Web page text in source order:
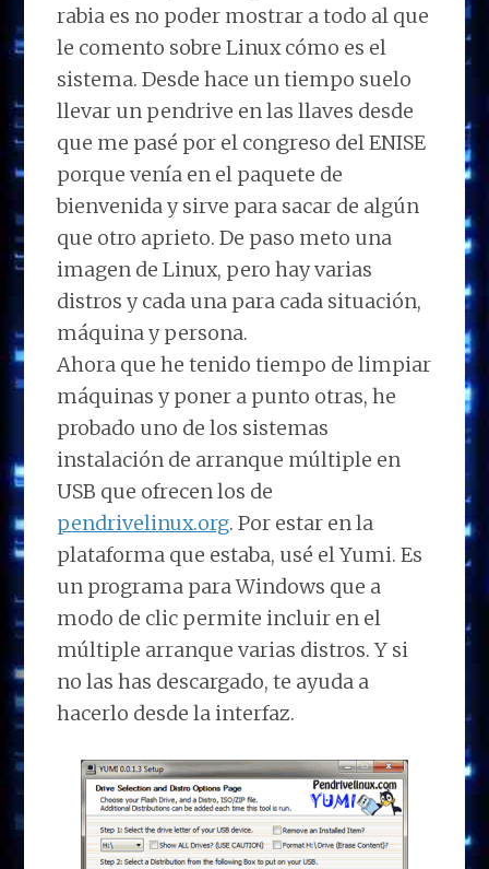
rabia es no poder mostrar a todo al que
le comento sobre Linux cómo es el
sistema. Desde hace un tiempo suelo
llevar un pendrive en las llaves desde
que me pasé por el congreso del ENISE
porque venía en el paquete de
bienvenida y sirve para sacar de algún
que otro aprieto. De paso meto una
imagen de Linux, pero hay varias
distros y cada una para cada situación,
máquina y persona.
Ahora que he tenido tiempo de limpiar
máquinas y poner a punto otras, he
probado uno de los sistemas
instalación de arranque múltiple en
USB que ofrecen los de
pendrivelinux.org. Por estar en la
plataforma que estaba, usé el Yumi. Es
un programa para Windows que a
modo de clic permite incluir en el
múltiple arranque varias distros. Y si
no las has descargado, te ayuda a
hacerlo desde la interfaz.